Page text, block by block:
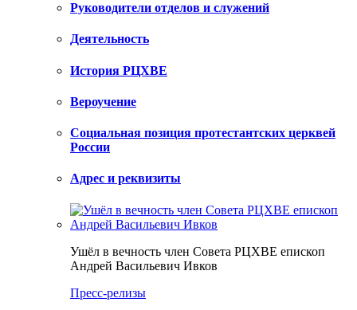
Руководители отделов и служений
Деятельность
История РЦХВЕ
Вероучение
Социальная позиция протестантских церквей
России
Адрес и реквизиты
Ушёл в вечность член Совета РЦХВЕ епископ
Андрей Васильевич Ивков
Пресс-релизы